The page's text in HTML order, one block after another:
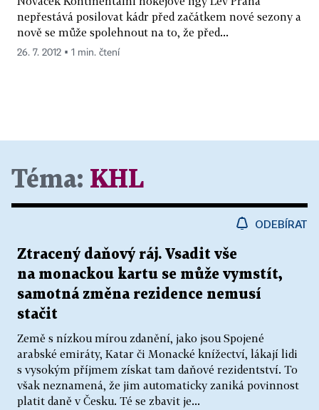
nepřestává posilovat kádr před začátkem nové sezony a
nově se může spolehnout na to, že před...
26. 7. 2012 ▪ 1 min. čtení
Téma: KHL
ODEBÍRAT
Ztracený daňový ráj. Vsadit vše
na monackou kartu se může vymstít,
samotná změna rezidence nemusí
stačit
Země s nízkou mírou zdanění, jako jsou Spojené
arabské emiráty, Katar či Monacké knížectví, lákají lidi
s vysokým příjmem získat tam daňové rezidentství. To
však neznamená, že jim automaticky zaniká povinnost
platit daně v Česku. Té se zbavit je...